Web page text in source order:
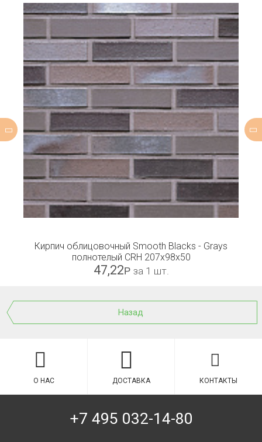
Кирпич облицовочный Smooth Blacks - Grays
полнотелый CRH 207x98x50
47,22Р за 1 шт.
Назад
О НАС ДОСТАВКА КОНТАКТЫ
+7 495 032-14-80